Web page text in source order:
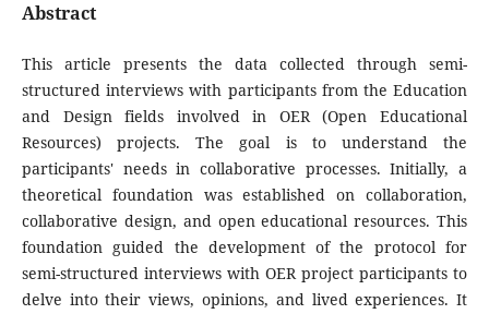
Abstract
This article presents the data collected through semi-
structured interviews with participants from the Education
and Design fields involved in OER (Open Educational
Resources) projects. The goal is to understand the
participants' needs in collaborative processes. Initially, a
theoretical foundation was established on collaboration,
collaborative design, and open educational resources. This
foundation guided the development of the protocol for
semi-structured interviews with OER project participants to
delve into their views, opinions, and lived experiences. It